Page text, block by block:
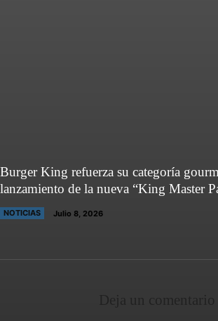
Burger King refuerza su categoría
lanzamiento de la nueva “King Master
NOTICIAS Julio 8, 2026